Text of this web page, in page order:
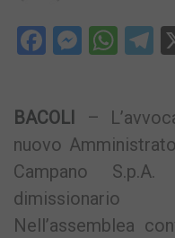
Facebook
BACOLI
–
nuovo
Campano
dimissionario
Nell’assemblea